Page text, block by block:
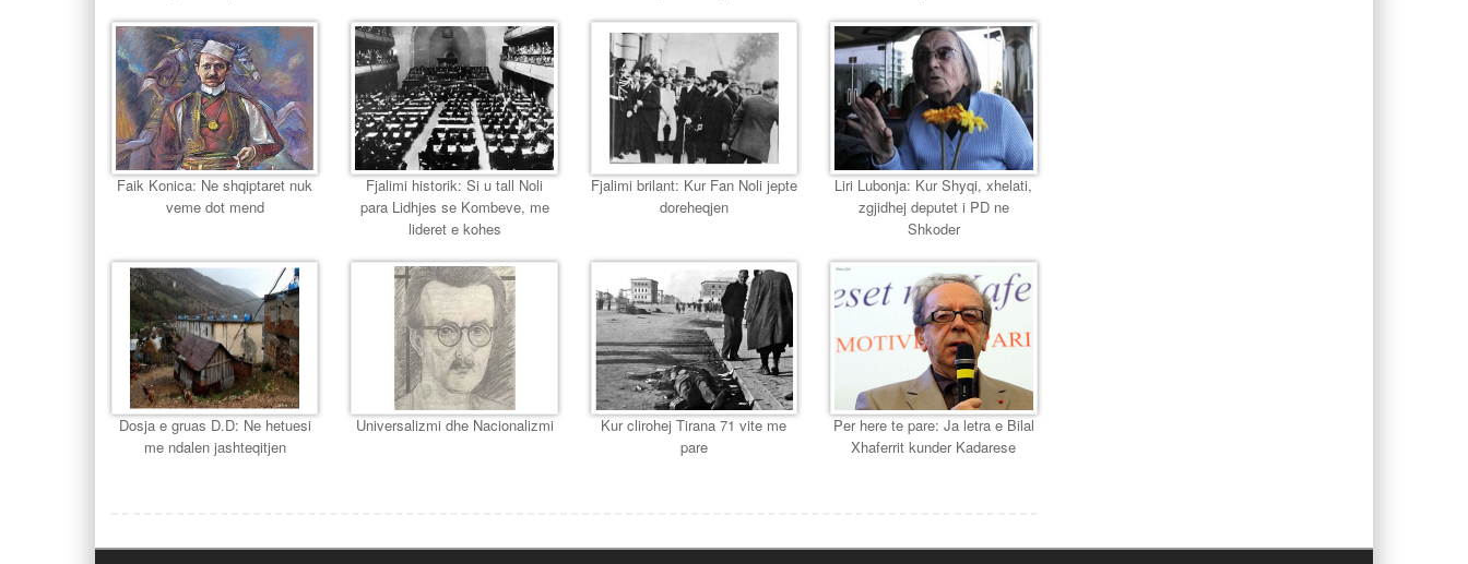
Faik Konica: Ne shqiptaret nuk
veme dot mend
Fjalimi historik: Si u tall Noli
para Lidhjes se Kombeve, me
lideret e kohes
Fjalimi brilant: Kur Fan Noli jepte
doreheqjen
Liri Lubonja: Kur Shyqi, xhelati,
zgjidhej deputet i PD ne
Shkoder
Dosja e gruas D.D: Ne hetuesi
me ndalen jashteqitjen
Universalizmi dhe Nacionalizmi
Kur clirohej Tirana 71 vite me
pare
Per here te pare: Ja letra e Bilal
Xhaferrit kunder Kadarese